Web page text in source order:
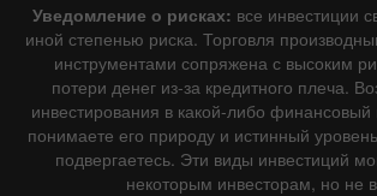
Уведомление о рисках: все инвестиции
иной степенью риска. Торговля
инструментами сопряжена с высоким
потери денег из-за кредитного плеча.
инвестирования в какой-либо финансовый
понимаете его природу и истинный
подвергаетесь. Эти виды инвестиций
некоторым инвесторам, но не